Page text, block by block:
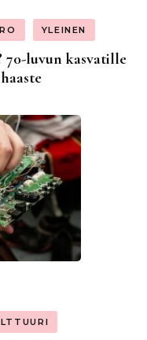
YLEINEN
70-luvun kasvatille